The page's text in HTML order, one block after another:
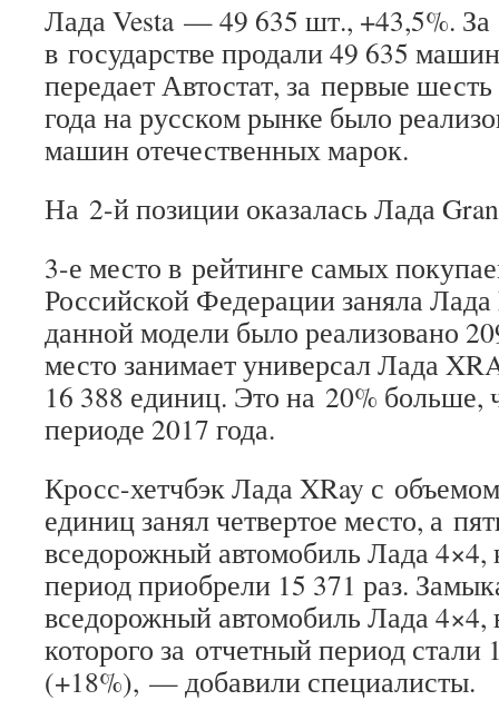
Лада Vesta — 49 635 шт., +43,5%.
в государстве продали 49 635
передает Автостат, за первые
года на русском рынке было
машин отечественных марок.
На 2-й позиции оказалась Лада
3-е место в рейтинге самых
Российской Федерации заняла
данной модели было реализовано
место занимает универсал Лада
16 388 единиц. Это на 20% больше,
периоде 2017 года.
Кросс-хетчбэк Лада XRay с
единиц занял четвертое место, а
вседорожный автомобиль Лада 4×4,
период приобрели 15 371 раз.
вседорожный автомобиль Лада 4×4,
которого за отчетный период
(+18%), — добавили специалисты.